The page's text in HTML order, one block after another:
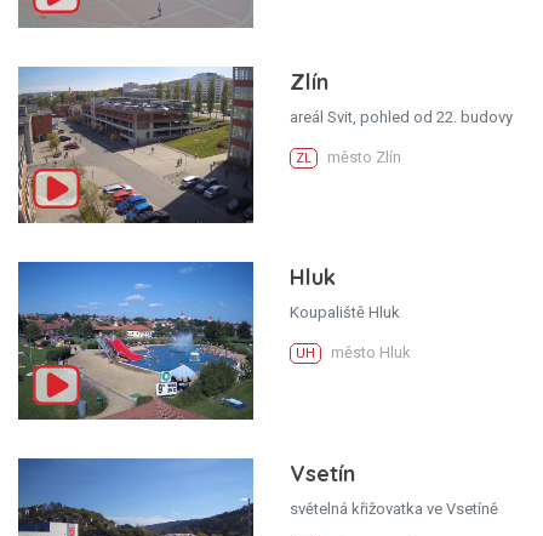
Zlín
areál Svit, pohled od 22. budovy
ZL město Zlín
Hluk
Koupaliště Hluk
UH město Hluk
Vsetín
světelná křižovatka ve Vsetíně